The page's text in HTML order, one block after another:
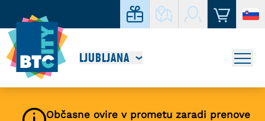
LJUBLJANA
Občasne ovire v prometu zaradi prenove